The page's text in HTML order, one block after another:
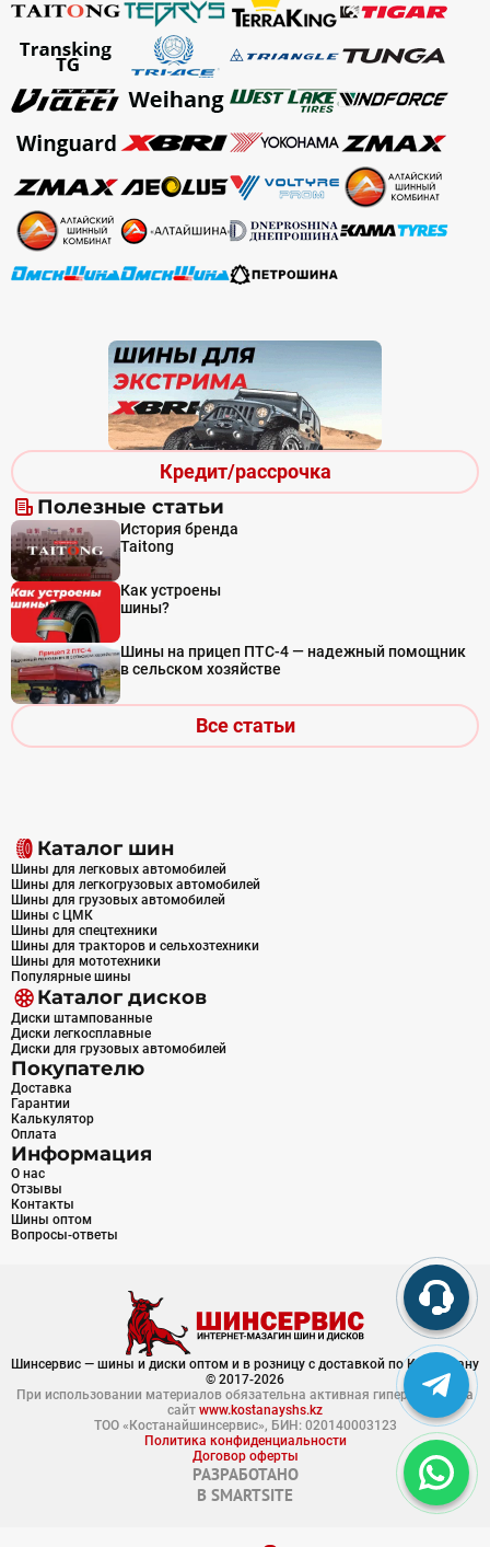
Кредит/рассрочка
Полезные статьи
История бренда
Taitong
Как устроены
шины?
Шины на прицеп ПТС-4 — надежный помощник
в сельском хозяйстве
Все статьи
Каталог шин
Шины для легковых автомобилей
Шины для легкогрузовых автомобилей
Шины для грузовых автомобилей
Шины с ЦМК
Шины для спецтехники
Шины для тракторов и сельхозтехники
Шины для мототехники
Популярные шины
Каталог дисков
Диски штампованные
Диски легкосплавные
Диски для грузовых автомобилей
Покупателю
Доставка
Гарантии
Калькулятор
Оплата
Информация
О нас
Отзывы
Контакты
Шины оптом
Вопросы-ответы
Шинсервис — шины и диски оптом и в розницу с доставкой по Казахстану
© 2017-2026
При использовании материалов обязательна активная гиперссылка на
сайт www.kostanayshs.kz
ТОО «Костанайшинсервис», БИН: 020140003123
Политика конфиденциальности
Договор оферты
РАЗРАБОТАНО
В SMARTSITE